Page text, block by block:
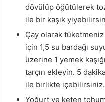
dövülüp öğütülerek
ile bir kaşık
Çay olarak
için 1,5 su bardağı
üzerine 1 yemek
tarçın ekleyin. 5
ile birlikte içebilirsiniz.
Yoğurt ve keten